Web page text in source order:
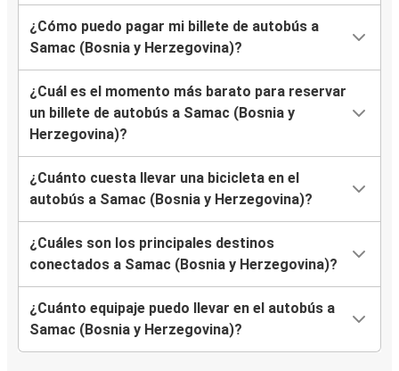
¿Cómo puedo pagar mi billete de autobús a
Samac (Bosnia y Herzegovina)?
¿Cuál es el momento más barato para reservar
un billete de autobús a Samac (Bosnia y
Herzegovina)?
¿Cuánto cuesta llevar una bicicleta en el
autobús a Samac (Bosnia y Herzegovina)?
¿Cuáles son los principales destinos
conectados a Samac (Bosnia y Herzegovina)?
¿Cuánto equipaje puedo llevar en el autobús a
Samac (Bosnia y Herzegovina)?